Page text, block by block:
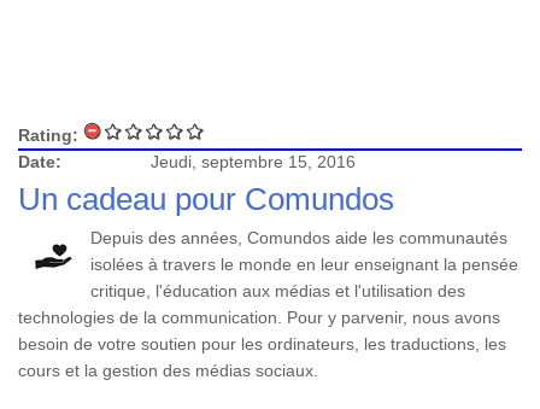
Rating:
Date:
Jeudi, septembre 15, 2016
Un cadeau pour Comundos
Depuis des années, Comundos aide les communautés
isolées à travers le monde en leur enseignant la pensée
critique, l'éducation aux médias et l'utilisation des
technologies de la communication. Pour y parvenir, nous avons
besoin de votre soutien pour les ordinateurs, les traductions, les
cours et la gestion des médias sociaux.